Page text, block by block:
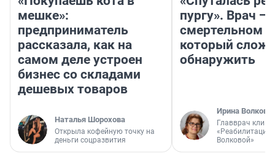
мешке»:
предприниматель
рассказала, как на
самом деле устроен
бизнес со складами
дешевых товаров
Наталья Шорохова
Открыла кофейную точку на
деньги соцразвития
пургу». Врач —
смертельном
который
обнаружить
Ирина Волкова
Главврач
«Реабилитация
Волковой»